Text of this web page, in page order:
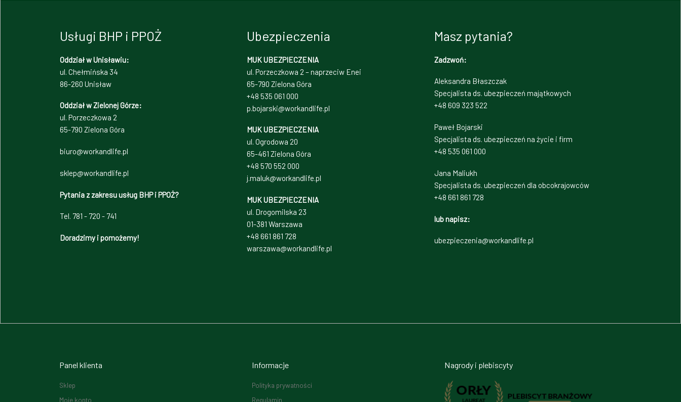
Usługi BHP i PPOŻ
Oddział w Unisławiu:
ul. Chełmińska 34
86-260 Unisław
Oddział w Zielonej Górze:
ul. Porzeczkowa 2
65-790 Zielona Góra
biuro@workandlife.pl
sklep@workandlife.pl
Pytania z zakresu usług BHP i PPOŻ?
Tel. 781 - 720 - 741
Doradzimy i pomożemy!
Ubezpieczenia
MUK UBEZPIECZENIA
ul. Porzeczkowa 2 – naprzeciw Enei
65-790 Zielona Góra
+48 535 061 000
p.bojarski@workandlife.pl
MUK UBEZPIECZENIA
ul. Ogrodowa 20
65-461 Zielona Góra
+48 570 552 000
j.maluk@workandlife.pl
MUK UBEZPIECZENIA
ul. Drogomilska 23
01-381 Warszawa
+48 661 861 728
warszawa@workandlife.pl
Masz pytania?
Zadzwoń:
Aleksandra Błaszczak
Specjalista ds. ubezpieczeń majątkowych
+48 609 323 522
Paweł Bojarski
Specjalista ds. ubezpieczeń na życie i firm
+48 535 061 000
Jana Maliukh
Specjalista ds. ubezpieczeń dla obcokrajowców
+48 661 861 728
lub napisz:
ubezpieczenia@workandlife.pl
Panel klienta
Sklep
Moje konto
Informacje
Polityka prywatności
Regulamin
Nagrody i plebiscyty